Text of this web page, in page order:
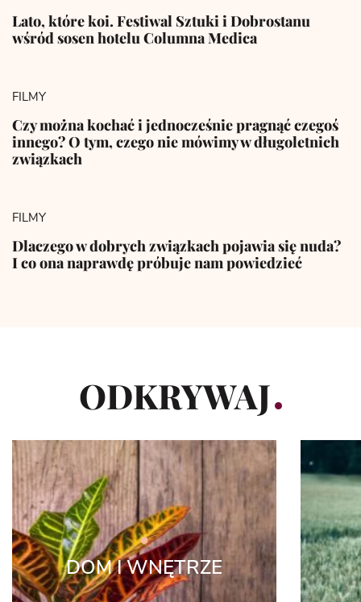
Lato, które koi. Festiwal Sztuki i Dobrostanu
wśród sosen hotelu Columna Medica
FILMY
Czy można kochać i jednocześnie pragnąć czegoś
innego? O tym, czego nie mówimy w długoletnich
związkach
FILMY
Dlaczego w dobrych związkach pojawia się nuda?
I co ona naprawdę próbuje nam powiedzieć
ODKRYWAJ
DOM I WNĘTRZE